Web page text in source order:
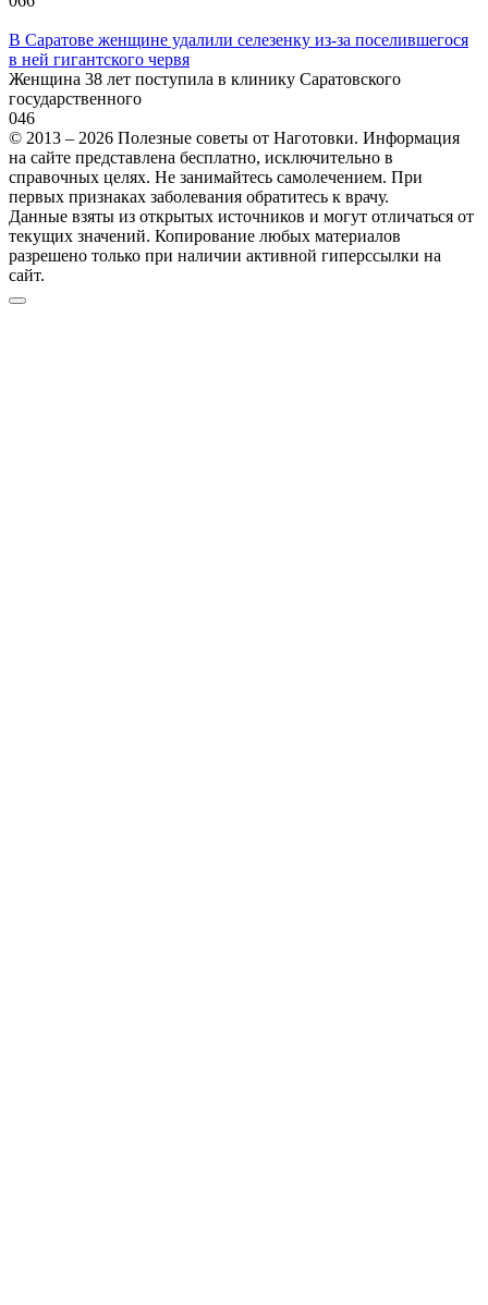
В Саратове женщине удалили селезенку из-за поселившегося
в ней гигантского червя
Женщина 38 лет поступила в клинику Саратовского
государственного
046
© 2013 – 2026 Полезные советы от Наготовки. Информация
на сайте представлена бесплатно, исключительно в
справочных целях. Не занимайтесь самолечением. При
первых признаках заболевания обратитесь к врачу.
Данные взяты из открытых источников и могут отличаться от
текущих значений. Копирование любых материалов
разрешено только при наличии активной гиперссылки на
сайт.